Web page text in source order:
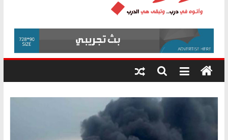
في الصحة” بالإسكندرية لرصد الانتهاكات
ودعم المرضى
الوزاري لمدينة الصحفيين.. وانتهاء أعمال
إنشاء المبنى الإداري
المجلس القومي لحقوق الإنسان يعلن
متابعة قضية الدكتور محمد زهران.. ويؤكد:
قرينة البراءة وضمانات المحاكمة العادلة
درب
وأتوه
درب..
وتبقى
هي